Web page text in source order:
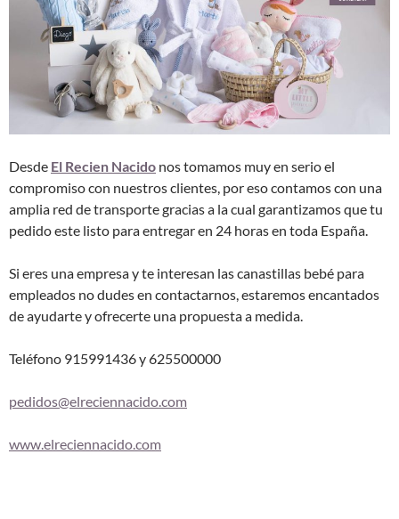
Desde El Recien Nacido nos tomamos muy en serio el
compromiso con nuestros clientes, por eso contamos con una
amplia red de transporte gracias a la cual garantizamos que tu
pedido este listo para entregar en 24 horas en toda España.
Si eres una empresa y te interesan las canastillas bebé para
empleados no dudes en contactarnos, estaremos encantados
de ayudarte y ofrecerte una propuesta a medida.
Teléfono 915991436 y 625500000
pedidos@elreciennacido.com
www.elreciennacido.com